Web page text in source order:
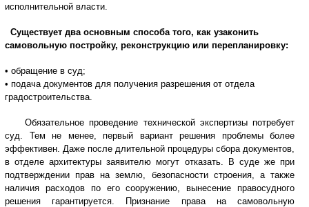
исполнительной власти.
Существует два основным способа того, как узаконить
самовольную постройку, реконструкцию или перепланировку:
• обращение в суд;
• подача документов для получения разрешения от отдела
градостроительства.
Обязательное проведение технической экспертизы потребует
суд. Тем не менее, первый вариант решения проблемы более
эффективен. Даже после длительной процедуры сбора документов,
в отделе архитектуры заявителю могут отказать. В суде же при
подтверждении прав на землю, безопасности строения, а также
наличия расходов по его сооружению, вынесение правосудного
решения гарантируется. Признание права на самовольную